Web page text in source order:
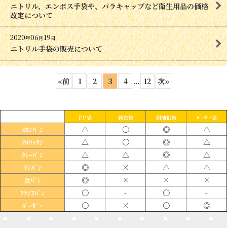
ニトリル、エンボス手袋や、パラキャップなど衛生用品の価格
改定について
2020年06月19日
ニトリル手袋の販売について
«前 1 2 3 4 ... 12 次»
PP袋 純白袋 耐油紙袋 ﾊﾞｰｶﾞｰ袋
ﾒﾛﾝﾊﾟﾝ △ 〇 ◎ △
ｸﾛﾜｯｻﾝ △ 〇 ◎ △
ｶﾚｰﾊﾟﾝ △ △ ◎ △
ｱﾝﾊﾟﾝ ◎ × △ △
食ﾊﾟﾝ ◎ × × ×
ﾌﾗﾝｽﾊﾟﾝ 〇 - 〇 -
ﾊﾞｰｶﾞｰ 〇 × 〇 ◎